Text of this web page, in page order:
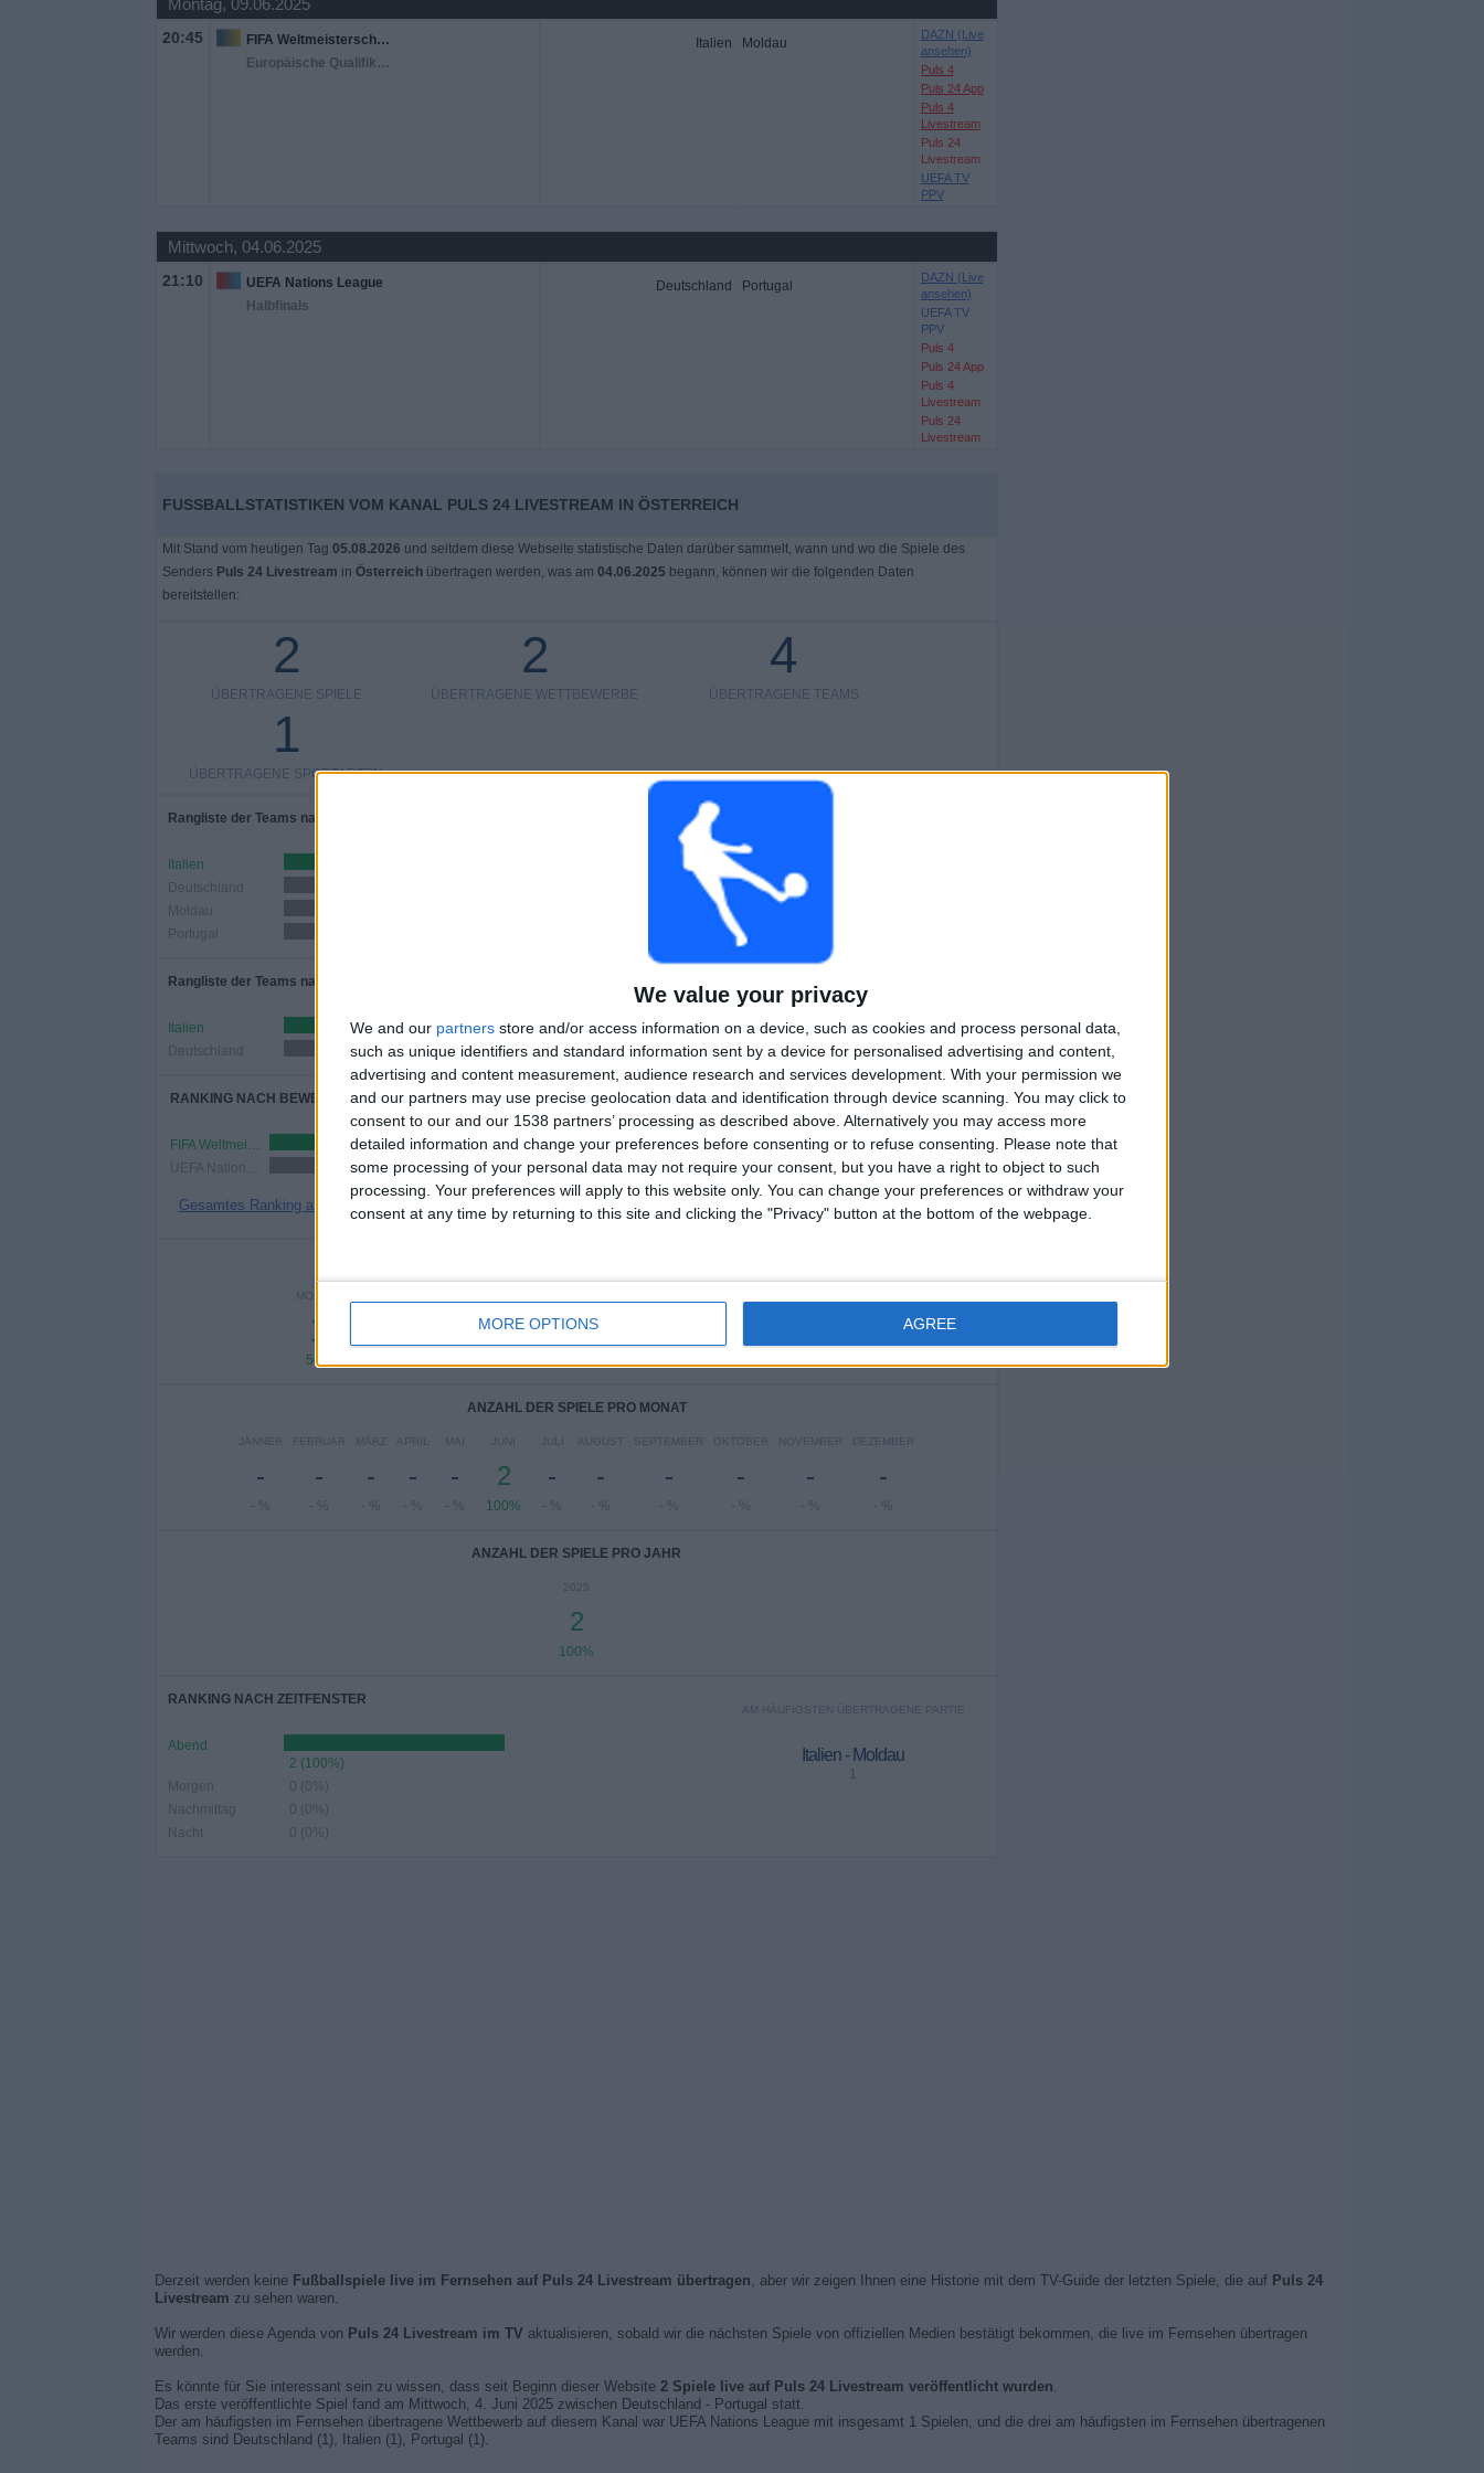
We value your privacy
We and our partners store and/or access information on a device, such as cookies and process personal data,
such as unique identifiers and standard information sent by a device for personalised advertising and content,
advertising and content measurement, audience research and services development. With your permission we
and our partners may use precise geolocation data and identification through device scanning. You may click to
consent to our and our 1538 partners’ processing as described above. Alternatively you may access more
detailed information and change your preferences before consenting or to refuse consenting.
Please note that
some processing of your personal data may not require your consent, but you have a right to object to such
processing. Your preferences will apply to this website only. You can change your preferences or withdraw your
consent at any time by returning to this site and clicking the "Privacy" button at the bottom of the webpage.
MORE OPTIONS AGREE
Montag, 09.06.2025
20:45
FIFA Weltmeisterschaft 2026
Europäische Qualifikation
Italien Moldau
DAZN (Live
ansehen)
Puls 4
Puls 24 App
Puls 4
Livestream
Puls 24
Livestream
UEFA TV
PPV
Mittwoch, 04.06.2025
21:10
UEFA Nations League
Halbfinals
Deutschland Portugal
DAZN (Live
ansehen)
UEFA TV
PPV
Puls 4
Puls 24 App
Puls 4
Livestream
Puls 24
Livestream
FUSSBALLSTATISTIKEN VOM KANAL PULS 24 LIVESTREAM IN ÖSTERREICH
Mit Stand vom heutigen Tag 05.08.2026 und seitdem diese Webseite statistische Daten darüber sammelt, wann und wo die Spiele des
Senders Puls 24 Livestream in Österreichübertragen werden, was am 04.06.2025 begann, können wir die folgenden Daten
bereitstellen:
2
ÜBERTRAGENE SPIELE
2
ÜBERTRAGENE WETTBEWERBE
4
ÜBERTRAGENE TEAMS
1
ÜBERTRAGENE SPORTARTEN
Rangliste der Teams nach Anzahl der Spiele
Italien
Deutschland
Moldau
Portugal
Italien - Moldau
09.06.2025 FIFA Weltmeisterschaft 2026
Rangliste der Teams nach Anzahl der Heimspiele
Italien
1 (50%)
Deutschland
1 (50%)
Moldau
1 (50%)
Portugal
1 (50%)
RANKING NACH BEWERBEN
FIFA Weltmeisterschaft 2026
1 (50%)
1 (50%)
Gesamtes Ranking anzeigen
RANGLISTE NACH SPORTARTEN
Fußball 2 (100%)
Gesamtes Ranking anzeigen
MONTAG
1
50%
1 -
ANZAHL DER SPIELE PRO MONAT
JÄNNER
-
- %
FEBRUAR
-
- %
MÄRZ
-
- %
APRIL
-
- %
MAI
-
- %
JUNI
2
100%
JULI
-
- %
AUGUST
-
- %
SEPTEMBER
-
- %
OKTOBER
-
- %
NOVEMBER
-
- %
DEZEMBER
-
- %
ANZAHL DER SPIELE PRO JAHR
2025
2
100%
RANKING NACH ZEITFENSTER
Abend
2 (100%)
Morgen
0 (0%)
Nachmittag
0 (0%)
Nacht
0 (0%)
AM HÄUFIGSTEN ÜBERTRAGENE PARTIE
Italien - Moldau
1
Derzeit werden keine Fußballspiele live im Fernsehen auf Puls 24 Livestream übertragen, aber wir zeigen Ihnen eine Historie mit dem TV-Guide der letzten Spiele, die auf Puls 24
Livestream zu sehen waren.
Wir werden diese Agenda von Puls 24 Livestream im TV aktualisieren, sobald wir die nächsten Spiele von offiziellen Medien bestätigt bekommen, die live im Fernsehen übertragen
werden.
Es könnte für Sie interessant sein zu wissen, dass seit Beginn dieser Website 2 Spiele live auf Puls 24 Livestream veröffentlicht wurden.
Das erste veröffentlichte Spiel fand am Mittwoch, 4. Juni 2025 zwischen Deutschland - Portugal statt.
Der am häufigsten im Fernsehen übertragene Wettbewerb auf diesem Kanal war UEFA Nations League mit insgesamt 1 Spielen, und die drei am häufigsten im Fernsehen übertragenen
Teams sind Deutschland (1), Italien (1), Portugal (1).